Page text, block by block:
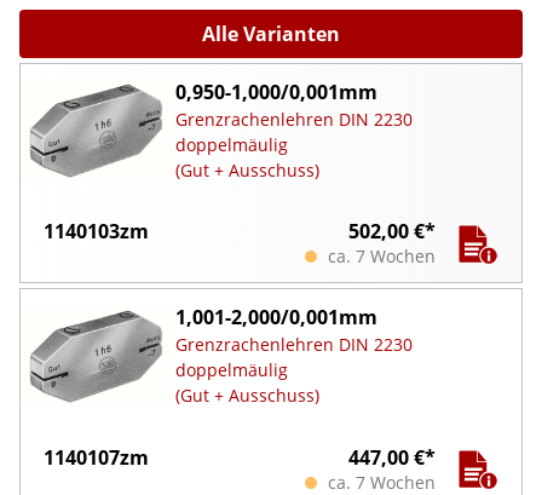
Alle Varianten
0,950-1,000/0,001mm
Grenzrachenlehren DIN 2230
doppelmäulig
(Gut + Ausschuss)
1140103zm 502,00 €*
ca. 7 Wochen
1,001-2,000/0,001mm
Grenzrachenlehren DIN 2230
doppelmäulig
(Gut + Ausschuss)
1140107zm 447,00 €*
ca. 7 Wochen